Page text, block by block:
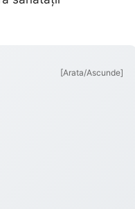
[Arata/Ascunde]